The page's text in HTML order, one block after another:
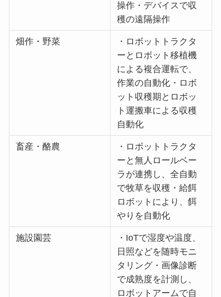
操作・デバイスで収
穫の遠隔操作
畑作・野菜
・ロボットトラクタ
ーとロボット移植機
による複合運転で、
作業の自動化・ロボ
ット収穫期とロボッ
ト運搬車による収穫
自動化
畜産・酪農
・ロボットトラクタ
ーと無人ロールベー
ラが連携し、全自動
で牧草を収穫・給餌
ロボットにより、餌
やりを自動化
施設園芸
・IoTで湿度や温度、
日照などを随時モニ
タリング・画像診断
で成熟度を計測し、
ロボットアームで自